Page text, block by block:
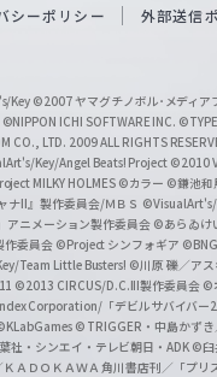
シーポリシー 外部送信
Key ©2007 ヤマグチノボル･メディア
©NIPPON ICHI SOFTWARE INC.
CO., LTD. 2009 ALL RIGHTS
Key/Angel Beats! Project ©2010
MILKY HOLMES ©カラー ©鎌池和
ナII』製作委員会/ＭＢＳ ©VisualArt's/
ニメーション製作委員会 ©あらゐけ
作委員会 ©Project シンフォギア
Team Little Busters! ©川原 礫／アス
©2013 CIRCUS/D.C.III製作委員会 ©
Corporation/「デビルサバイバー
© TRIGGER・中島かず
社・シンエイ・テレビ朝日・ADK ©臼
ＫＡＤＯＫＡＷＡ 角川書店刊／「プ